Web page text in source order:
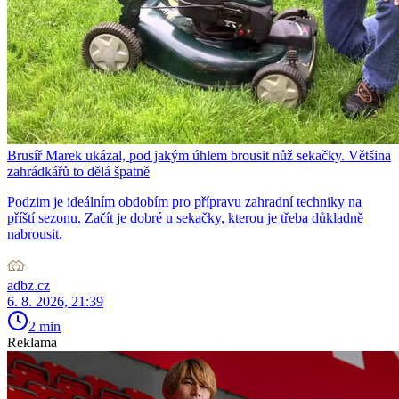
Brusíř Marek ukázal, pod jakým úhlem brousit nůž sekačky. Většina
zahrádkářů to dělá špatně
Podzim je ideálním obdobím pro přípravu zahradní techniky na
příští sezonu. Začít je dobré u sekačky, kterou je třeba důkladně
nabrousit.
adbz.cz
6. 8. 2026, 21:39
2 min
Reklama